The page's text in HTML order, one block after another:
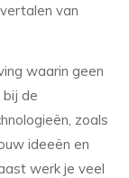
van
waarin geen
de
zoals
ideeën en
werk je veel